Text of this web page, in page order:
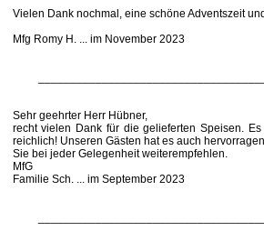
Vielen Dank nochmal, eine schöne Adventszeit
Mfg Romy H. ... im November 2023
Sehr geehrter Herr Hübner,
recht vielen Dank für die gelieferten Speisen.
reichlich! Unseren Gästen hat es auch
Sie bei jeder Gelegenheit weiterempfehlen.
MfG
Familie Sch. ... im September 2023